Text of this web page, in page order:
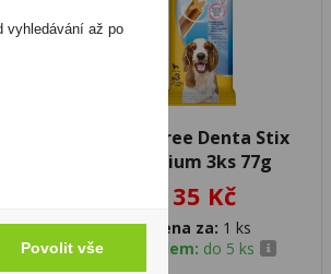
Pedigree Denta Stix
Medium 3ks 77g
35 Kč
Cena za: 1 ks
Skladem: do 5 ks
vyhledávání až po
Povolit vše